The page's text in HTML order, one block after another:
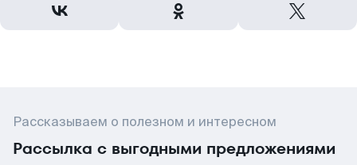
Рассказываем о полезном и интересном
Рассылка с выгодными предложениями